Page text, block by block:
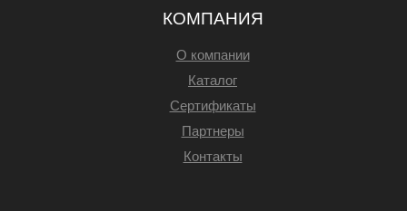
КОМПАНИЯ
О компании
Каталог
Сертификаты
Партнеры
Контакты